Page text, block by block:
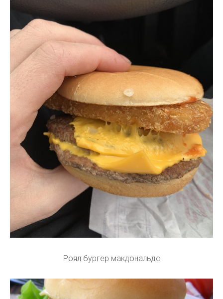
Роял бургер макдональдс